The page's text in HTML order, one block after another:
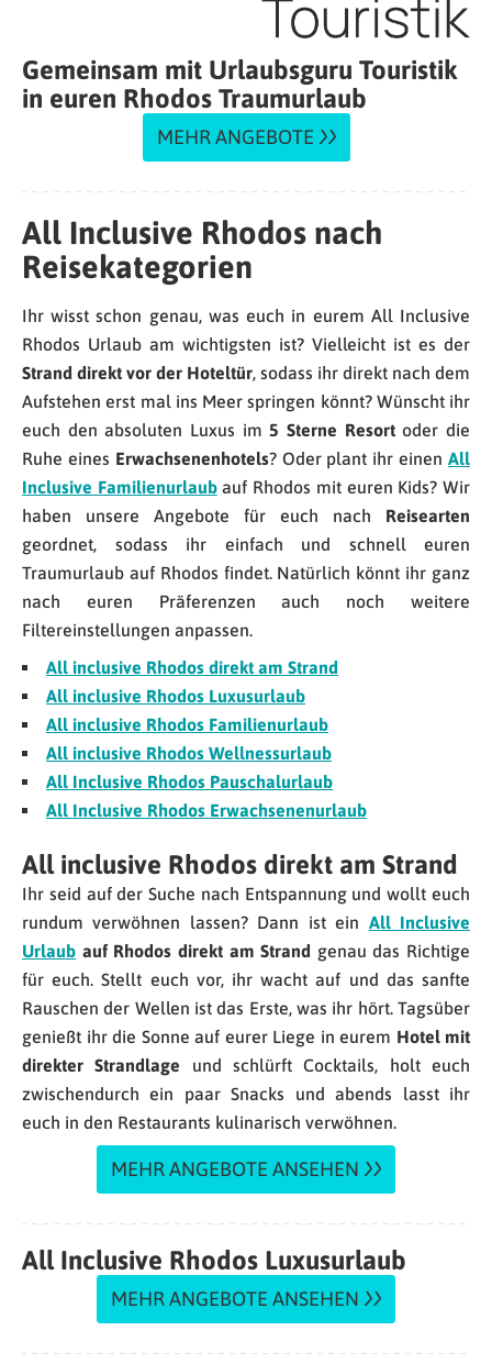
Gemeinsam mit Urlaubsguru Touristik
in euren Rhodos Traumurlaub
MEHR ANGEBOTE
All Inclusive Rhodos nach
Reisekategorien
Ihr wisst schon genau, was euch in eurem All Inclusive
Rhodos Urlaub am wichtigsten ist? Vielleicht ist es der
Strand direkt vor der Hoteltür, sodass ihr direkt nach dem
Aufstehen erst mal ins Meer springen könnt? Wünscht ihr
euch den absoluten Luxus im5 Sterne Resortoder die
Ruhe eines Erwachsenenhotels? Oder plant ihr einenAll
Inclusive Familienurlaubauf Rhodos mit euren Kids? Wir
haben unsere Angebote für euch nach Reisearten
geordnet, sodass ihr einfach und schnell euren
Traumurlaub auf Rhodos findet. Natürlich könnt ihr ganz
nach euren Präferenzen auch noch weitere
Filtereinstellungen anpassen.
All inclusive Rhodos direkt am Strand
All inclusive Rhodos Luxusurlaub
All inclusive Rhodos Familienurlaub
All inclusive Rhodos Wellnessurlaub
All Inclusive Rhodos Pauschalurlaub
All Inclusive Rhodos Erwachsenenurlaub
All inclusive Rhodos direkt am Strand
Ihr seid auf der Suche nach Entspannung und wollt euch
rundum verwöhnen lassen? Dann ist ein All Inclusive
Urlaub auf Rhodos direkt am Strand genau das Richtige
für euch. Stellt euch vor, ihr wacht auf und das sanfte
Rauschen der Wellen ist das Erste, was ihr hört. Tagsüber
genießt ihr die Sonne auf eurer Liege in eurem Hotel mit
direkter Strandlage und schlürft Cocktails, holt euch
zwischendurch ein paar Snacks und abends lasst ihr
euch in den Restaurants kulinarisch verwöhnen.
MEHR ANGEBOTE ANSEHEN
All Inclusive Rhodos Luxusurlaub
MEHR ANGEBOTE ANSEHEN